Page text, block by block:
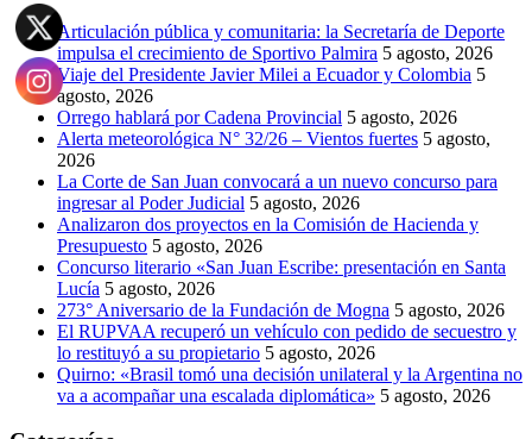
Articulación pública y comunitaria: la Secretaría de Deporte
impulsa el crecimiento de Sportivo Palmira 5 agosto, 2026
Viaje del Presidente Javier Milei a Ecuador y Colombia 5
agosto, 2026
Orrego hablará por Cadena Provincial 5 agosto, 2026
Alerta meteorológica N° 32/26 – Vientos fuertes 5 agosto,
2026
La Corte de San Juan convocará a un nuevo concurso para
ingresar al Poder Judicial 5 agosto, 2026
Analizaron dos proyectos en la Comisión de Hacienda y
Presupuesto 5 agosto, 2026
Concurso literario «San Juan Escribe: presentación en Santa
Lucía 5 agosto, 2026
273° Aniversario de la Fundación de Mogna 5 agosto, 2026
El RUPVAA recuperó un vehículo con pedido de secuestro y
lo restituyó a su propietario 5 agosto, 2026
Quirno: «Brasil tomó una decisión unilateral y la Argentina no
va a acompañar una escalada diplomática» 5 agosto, 2026